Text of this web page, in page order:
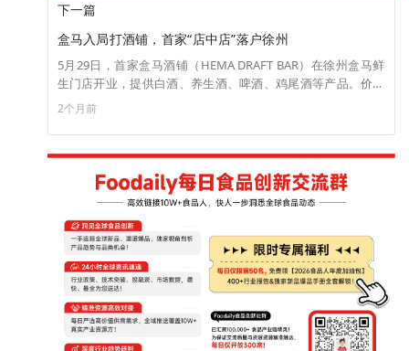
下一篇
盒马入局打酒铺，首家“店中店”落户徐州
5月29日，首家盒马酒铺（HEMA DRAFT BAR）在徐州盒马鲜
生门店开业，提供白酒、养生酒、啤酒、鸡尾酒等产品。价目
表显示，门店所售白酒覆盖浓、清、酱三大香型，最低售价从
5.8元至33.8元不等（100mL起打），目前该酒铺产品暂未上架
盒马鲜生APP。（来源：云酒头条）
2个月前